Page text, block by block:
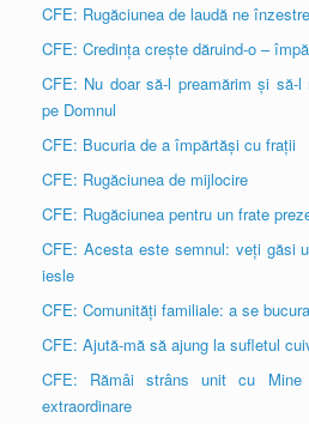
CFE: Rugăciunea de laudă ne
CFE: Credința crește dăruind-o –
CFE: Nu doar să-l preamărim și să-
pe Domnul
CFE: Bucuria de a împărtăși cu frații
CFE: Rugăciunea de mijlocire
CFE: Rugăciunea pentru un frate
CFE: Acesta este semnul: veți găsi
iesle
CFE: Comunități familiale: a se
CFE: Ajută-mă să ajung la sufletul
CFE: Rămâi strâns unit cu
extraordinare